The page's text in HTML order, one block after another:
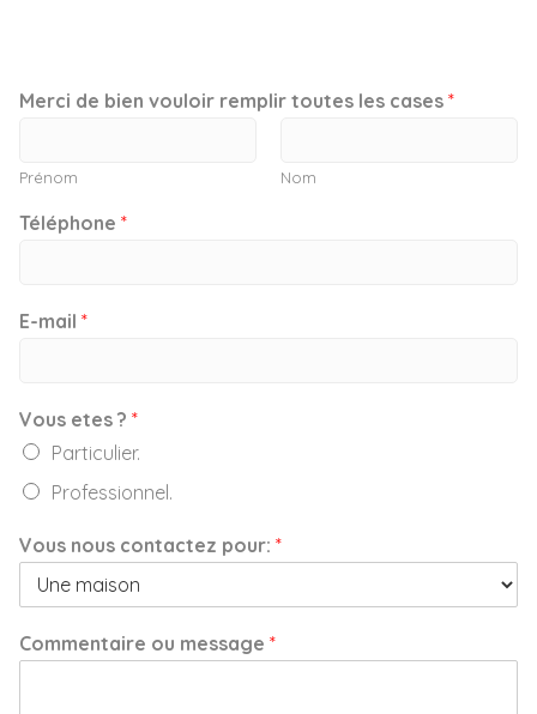
Merci de bien vouloir remplir toutes les cases *
Prénom Nom
Téléphone *
E-mail *
Vous etes ? *
Particulier.
Professionnel.
Vous nous contactez pour: *
Commentaire ou message *